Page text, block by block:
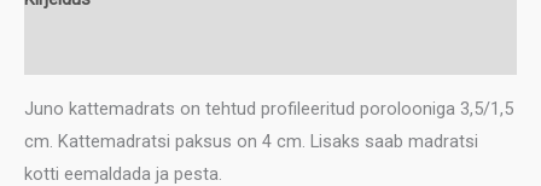
Juno kattemadrats on tehtud profileeritud porolooniga 3,5/1,5
cm. Kattemadratsi paksus on 4 cm. Lisaks saab madratsi
kotti eemaldada ja pesta.